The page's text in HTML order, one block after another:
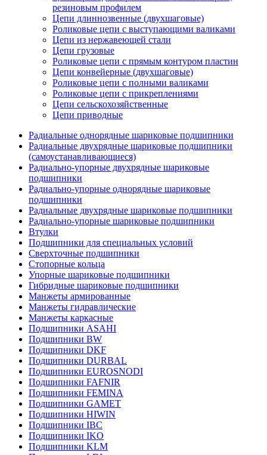
резиновым профилем
Цепи длиннозвенные (двухшаговые)
Роликовые цепи с выступающими валиками
Цепи из нержавеющей стали
Цепи грузовые
Роликовые цепи с прямым контуром пластин
Цепи конвейерные (двухшаговые)
Роликовые цепи с полными валиками
Роликовые цепи с прикреплениями
Цепи сельскохозяйственные
Цепи приводные
Радиальные однорядные шариковые подшипники
Радиальные двухрядные шариковые подшипники
(самоустанавливающиеся)
Радиально-упорные двухрядные шариковые
подшипники
Радиально-упорные однорядные шариковые
подшипники
Радиальные двухрядные шариковые подшипники
Радиально-упорные шариковые подшипники
Втулки
Подшипники для специальных условий
Сверхточные подшипники
Стопорные кольца
Упорные шариковые подшипники
Гибридные шариковые подшипники
Манжеты армированные
Манжеты гидравлические
Манжеты каркасные
Подшипники ASAHI
Подшипники BW
Подшипники DKF
Подшипники DURBAL
Подшипники EUROSNODI
Подшипники FAFNIR
Подшипники FEMINA
Подшипники GAMET
Подшипники HIWIN
Подшипники IBC
Подшипники IKO
Подшипники KLM